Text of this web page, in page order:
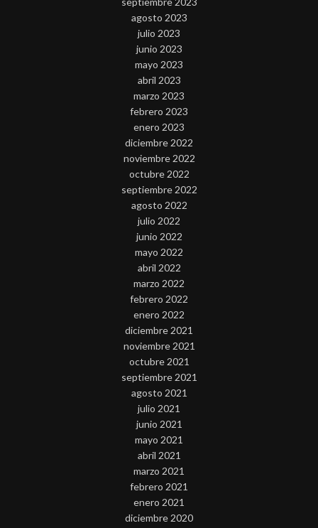
agosto 2023
julio 2023
junio 2023
mayo 2023
abril 2023
marzo 2023
febrero 2023
enero 2023
diciembre 2022
noviembre 2022
octubre 2022
septiembre 2022
agosto 2022
julio 2022
junio 2022
mayo 2022
abril 2022
marzo 2022
febrero 2022
enero 2022
diciembre 2021
noviembre 2021
octubre 2021
septiembre 2021
agosto 2021
julio 2021
junio 2021
mayo 2021
abril 2021
marzo 2021
febrero 2021
enero 2021
diciembre 2020